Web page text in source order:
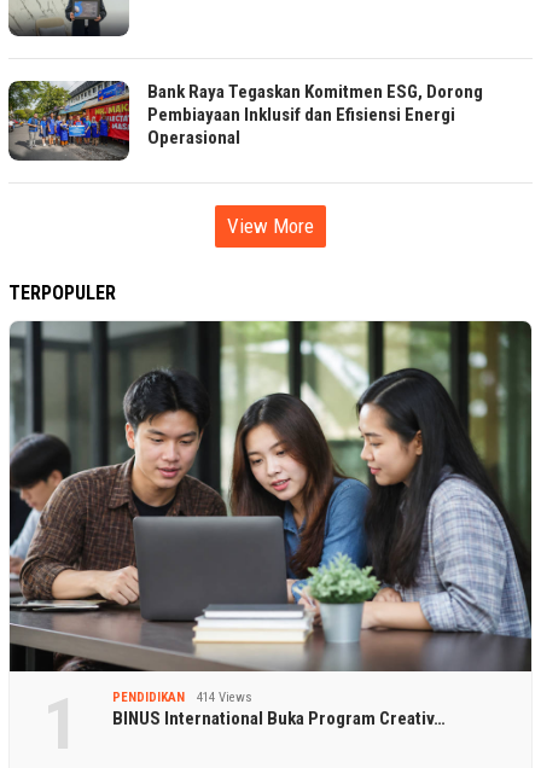
Bank Raya Tegaskan Komitmen ESG, Dorong
Pembiayaan Inklusif dan Efisiensi Energi
Operasional
View More
TERPOPULER
1 PENDIDIKAN 414 Views
BINUS International Buka Program Creativ…